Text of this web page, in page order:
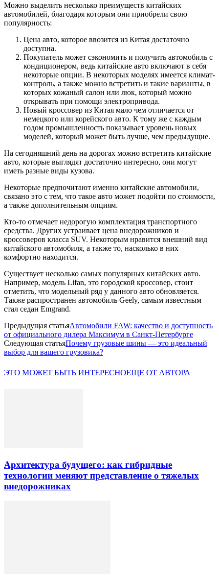
Можно выделить несколько преимуществ китайских
автомобилей, благодаря которым они приобрели свою
популярность:
Цена авто, которое ввозится из Китая достаточно
доступна.
Покупатель может сэкономить и получить автомобиль с
кондиционером, ведь китайские авто включают в себя
некоторые опции. В некоторых моделях имеется климат-
контроль, а также можно встретить и такие варианты, в
которых кожаный салон или люк, который можно
открывать при помощи электропривода.
Новый кроссовер из Китая мало чем отличается от
немецкого или корейского авто. К тому же с каждым
годом промышленность показывает уровень новых
моделей, который может быть лучше, чем предыдущие.
На сегодняшний день на дорогах можно встретить китайские
авто, которые выглядят достаточно интересно, они могут
иметь разные виды кузова.
Некоторые предпочитают именно китайские автомобили,
связано это с тем, что такое авто может подойти по стоимости,
а также дополнительным опциям.
Кто-то отмечает недорогую комплектация транспортного
средства. Других устраивает цена внедорожников и
кроссоверов класса SUV. Некоторым нравится внешний вид
китайского автомобиля, а также то, насколько в них
комфортно находится.
Существует несколько самых популярных китайских авто.
Например, модель Lifan, это городской кроссовер, стоит
отметить, что модельный ряд у данного авто обновляется.
Также распространен автомобиль Geely, самым известным
стал седан Emgrand.
Предыдущая статьяАвтомобили FAW: качество и доступность
от официального дилера Максимум в Санкт-Петербурге
Следующая статьяПочему грузовые шины — это идеальный
выбор для вашего грузовика?
ЭТО МОЖЕТ БЫТЬ ИНТЕРЕСНОЕЩЕ ОТ АВТОРА
Архитектура будущего: как гибридные
технологии меняют представление о тяжелых
внедорожниках